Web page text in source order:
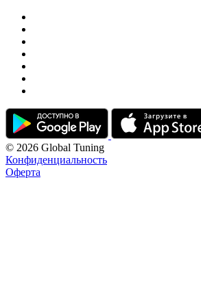
© 2026 Global Tuning
Конфиденциальность
Оферта